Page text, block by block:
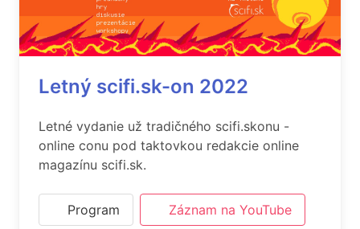
Letný scifi.sk-on 2022
Letné vydanie už tradičného scifi.skonu -
online conu pod taktovkou redakcie online
magazínu scifi.sk.
Program Záznam na YouTube